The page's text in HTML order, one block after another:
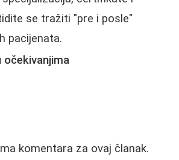
se tražiti "pre i posle"
pacijenata.
očekivanjima
komentara za ovaj članak.